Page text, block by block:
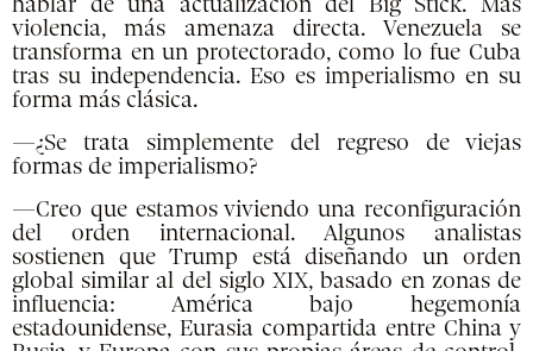
hablar de una actualización del Big Stick. Más
violencia, más amenaza directa. Venezuela se
transforma en un protectorado, como lo fue Cuba
tras su independencia. Eso es imperialismo en su
forma más clásica.
—¿Se trata simplemente del regreso de viejas
formas de imperialismo?
—Creo que estamos viviendo una reconfiguración
del orden internacional. Algunos analistas
sostienen que Trump está diseñando un orden
global similar al del siglo XIX, basado en zonas de
influencia: América bajo hegemonía
estadounidense, Eurasia compartida entre China y